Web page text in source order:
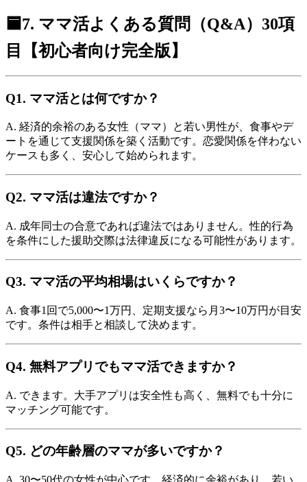
🟦7. ママ活よくある質問（Q&A）30項
目【初心者向け完全版】
Q1. ママ活とは何ですか？
A. 経済的余裕のある女性（ママ）と若い男性が、食事やデ
ートを通じて支援関係を築く活動です。恋愛関係を伴わない
ケースも多く、安心して始められます。
Q2. ママ活は違法ですか？
A. 成年同士の合意であれば違法ではありません。性的行為
を条件にした援助交際は法律違反になる可能性があります。
Q3. ママ活の平均相場はいくらですか？
A. 食事1回で5,000〜1万円、定期支援なら月3〜10万円が目安
です。条件は相手と相談して決めます。
Q4. 無料アプリでもママ活できますか？
A. できます。大手アプリは安全性も高く、無料でも十分に
マッチング可能です。
Q5. どの年齢層のママが多いですか？
A. 30〜50代の女性が中心です。経済的に余裕があり、若い